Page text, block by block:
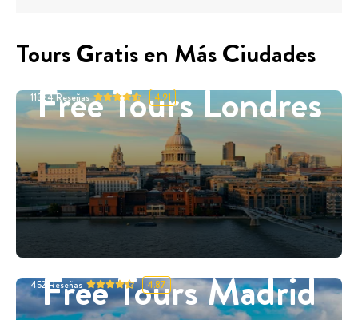
Tours Gratis en Más Ciudades
Free Tours Londres
11324Reseñas 4.91
Free Tours Madrid
452 Reseñas 4.87